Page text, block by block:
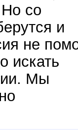
со
и
не
искать
Мы